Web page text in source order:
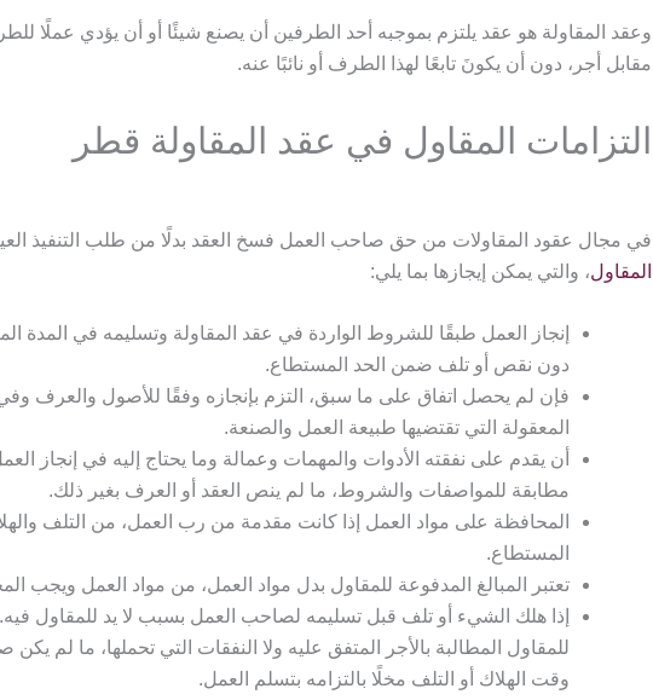
وعقد المقاولة هو عقد يلتزم بموجبه أحد الطرفين أن يصنع شيئًا أو أن يؤدي عملًا
مقابل أجر، دون أن يكونَ تابعًا لهذا الطرف أو نائبًا عنه.
التزامات المقاول في عقد المقاولة قطر
في مجال عقود المقاولات من حق صاحب العمل فسخ العقد بدلًا من طلب التنفيذ
المقاول، والتي يمكن إيجازها بما يلي:
إنجاز العمل طبقًا للشروط الواردة في عقد المقاولة وتسليمه في المدة
دون نقص أو تلف ضمن الحد المستطاع.
فإن لم يحصل اتفاق على ما سبق، التزم بإنجازه وفقًا للأصول والعرف
المعقولة التي تقتضيها طبيعة العمل والصنعة.
أن يقدم على نفقته الأدوات والمهمات وعمالة وما يحتاج إليه في إنجاز
مطابقة للمواصفات والشروط، ما لم ينص العقد أو العرف بغير ذلك.
المحافظة على مواد العمل إذا كانت مقدمة من رب العمل، من التلف
المستطاع.
تعتبر المبالغ المدفوعة للمقاول بدل مواد العمل، من مواد العمل ويجب
إذا هلك الشيء أو تلف قبل تسليمه لصاحب العمل بسبب لا يد للمقاول
للمقاول المطالبة بالأجر المتفق عليه ولا النفقات التي تحملها، ما لم
وقت الهلاك أو التلف مخلًا بالتزامه بتسلم العمل.